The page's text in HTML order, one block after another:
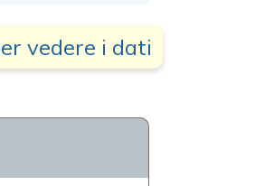
vedere i dati